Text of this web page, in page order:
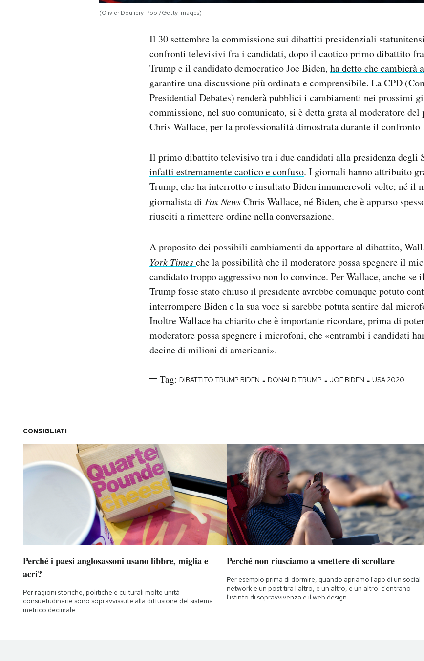
(Olivier Douliery-Pool/Getty Images)
Il 30 settembre la commissione sui dibattiti presidenziali
confronti televisivi fra i candidati, dopo il caotico primo dibattito
Trump e il candidato democratico Joe Biden, ha detto che cambierà
garantire una discussione più ordinata e comprensibile. La CPD
Presidential Debates) renderà pubblici i cambiamenti nei prossimi
commissione, nel suo comunicato, si è detta grata al moderatore
Chris Wallace, per la professionalità dimostrata durante il confronto
Il primo dibattito televisivo tra i due candidati alla presidenza degli
infatti estremamente caotico e confuso. I giornali hanno attribuito
Trump, che ha interrotto e insultato Biden innumerevoli volte; né il
giornalista di Fox NewsChris Wallace, né Biden, che è apparso
riusciti a rimettere ordine nella conversazione.
A proposito dei possibili cambiamenti da apportare al dibattito,
York Timesche la possibilità che il moderatore possa spegnere il
candidato troppo aggressivo non lo convince. Per Wallace, anche
Trump fosse stato chiuso il presidente avrebbe comunque potuto
interrompere Biden e la sua voce si sarebbe potuta sentire dal
Inoltre Wallace ha chiarito che è importante ricordare, prima di
moderatore possa spegnere i microfoni, che «entrambi i candidati
decine di milioni di americani».
Tag: DIBATTITO TRUMP BIDEN - DONALD TRUMP - JOE BIDEN - USA 2020
CONSIGLIATI
Perché i paesi anglosassoni usano libbre, miglia e
acri?
Per ragioni storiche, politiche e culturali molte unità
consuetudinarie sono sopravvissute alla diffusione del sistema
metrico decimale
Perché non riusciamo a smettere di scrollare
Per esempio prima di dormire, quando apriamo l'app di un social
network e un post tira l'altro, e un altro, e un altro: c'entrano
l'istinto di sopravvivenza e il web design